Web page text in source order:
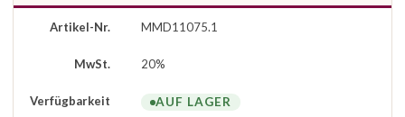
Artikel-Nr. MMD11075.1
MwSt. 20%
Verfügbarkeit AUF LAGER